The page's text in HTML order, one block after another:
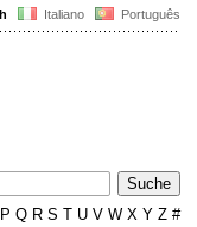
Italiano Português
P Q R S T U V W X Y Z #